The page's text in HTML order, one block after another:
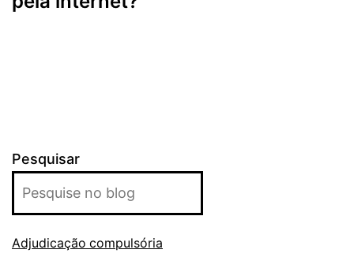
Pesquisar
Adjudicação compulsória